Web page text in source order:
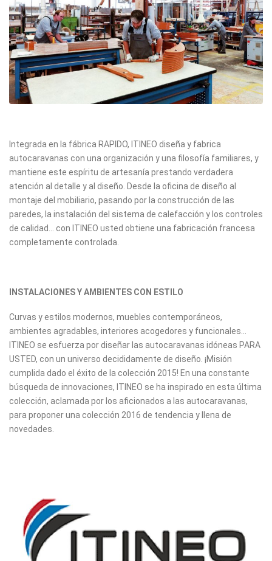
Integrada en la fábrica RAPIDO, ITINEO diseña y fabrica
autocaravanas con una organización y una filosofía familiares, y
mantiene este espíritu de artesanía prestando verdadera
atención al detalle y al diseño. Desde la oficina de diseño al
montaje del mobiliario, pasando por la construcción de las
paredes, la instalación del sistema de calefacción y los controles
de calidad… con ITINEO usted obtiene una fabricación francesa
completamente controlada.
INSTALACIONES Y AMBIENTES CON ESTILO
Curvas y estilos modernos, muebles contemporáneos,
ambientes agradables, interiores acogedores y funcionales...
ITINEO se esfuerza por diseñar las autocaravanas idóneas PARA
USTED, con un universo decididamente de diseño. ¡Misión
cumplida dado el éxito de la colección 2015! En una constante
búsqueda de innovaciones, ITINEO se ha inspirado en esta última
colección, aclamada por los aficionados a las autocaravanas,
para proponer una colección 2016 de tendencia y llena de
novedades.